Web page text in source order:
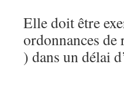
Elle doit être
ordonnances
) dans un délai